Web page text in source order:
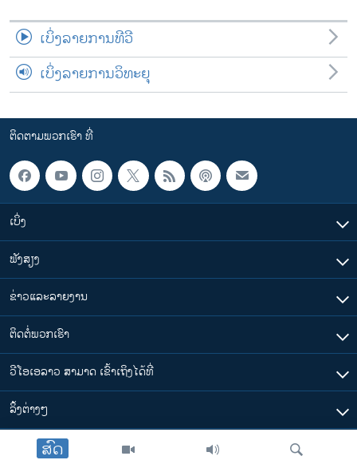
ສົດ
ເບິ່ງລາຍການທີວີ
ເບິ່ງລາຍການວິທະຍຸ
ຕິດຕາມພວກເຮົາ ທີ່
ເບິ່ງ
ຟັງສຽງ
ຂ່າວແລະລາຍງານ
ຕິດຕໍ່ພວກເຮົາ
ວີໂອເອລາວ ສາມາດ ເຂົ້າເຖິງໄດ້ທີ່
​ລິ້ງ​ຕ່າງໆ
ຕາມເວລາໃນລາວ